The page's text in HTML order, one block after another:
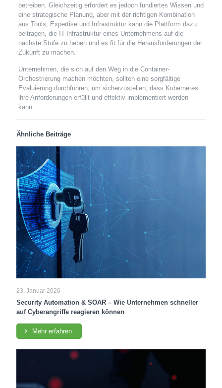
betreiben. Gleichzeitig erfordert es jedoch fundiertes Wissen und
eine strategische Planung, aber mit der richtigen Kombination
aus Tools, Expertise und Infrastruktur kann die Plattform dazu
beitragen, die IT-Infrastruktur eines Unternehmens auf die
nächste Stufe zu heben und es fit für die Herausforderungen der
Zukunft zu machen.
Unternehmen, die sich auf den Weg in die Container-
Orchestrierung machen möchten, sollten eine sorgfältige
Evaluierung durchführen, um sicherzustellen, dass Kubernetes
ihre Anforderungen erfüllt und effektiv implementiert werden
kann.
Ähnliche Beiträge
23. Januar 2026
Security Automation & SOAR – Wie Unternehmen schneller
auf Cyberangriffe reagieren können
Mehr erfahren